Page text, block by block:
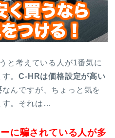
と考えている人が1番気に
す。C-HRは価格設定が高い
なんですが、ちょっと気を
す。それは…
に騙されている人が多